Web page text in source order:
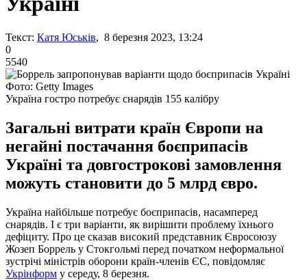
Текст: Катя Юськів, 8 березня 2023, 13:24
0
5540
Фото: Getty Images
Україна гостро потребує снарядів 155 калібру
Загальні витрати країн Європи на
негайні постачання боєприпасів
Україні та довгострокові замовлення
можуть становити до 5 млрд євро.
Україна найбільше потребує боєприпасів, насамперед
снарядів. І є три варіанти, як вирішити проблему їхнього
дефіциту. Про це сказав високий представник Євросоюзу
Жозеп Боррель у Стокгольмі перед початком неформальної
зустрічі міністрів оборони країн-членів ЄС, повідомляє
Укрінформ у середу, 8 березня.